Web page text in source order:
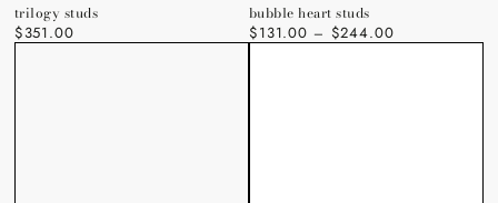
trilogy studs
Regulärer
$351.00
bubble heart studs
Regulärer
$131.00 $244.00